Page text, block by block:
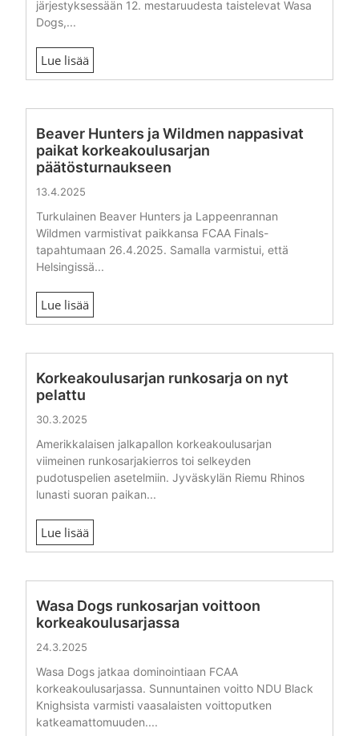
järjestyksessään 12. mestaruudesta taistelevat Wasa
Dogs,...
Lue lisää
Beaver Hunters ja Wildmen nappasivat
paikat korkeakoulusarjan
päätösturnaukseen
13.4.2025
Turkulainen Beaver Hunters ja Lappeenrannan
Wildmen varmistivat paikkansa FCAA Finals-
tapahtumaan 26.4.2025. Samalla varmistui, että
Helsingissä...
Lue lisää
Korkeakoulusarjan runkosarja on nyt
pelattu
30.3.2025
Amerikkalaisen jalkapallon korkeakoulusarjan
viimeinen runkosarjakierros toi selkeyden
pudotuspelien asetelmiin. Jyväskylän Riemu Rhinos
lunasti suoran paikan...
Lue lisää
Wasa Dogs runkosarjan voittoon
korkeakoulusarjassa
24.3.2025
Wasa Dogs jatkaa dominointiaan FCAA
korkeakoulusarjassa. Sunnuntainen voitto NDU Black
Knighsista varmisti vaasalaisten voittoputken
katkeamattomuuden....